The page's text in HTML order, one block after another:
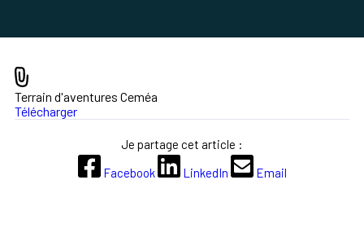
Terrain d'aventures Ceméa
Télécharger
Je partage cet article :
Facebook
LinkedIn Email